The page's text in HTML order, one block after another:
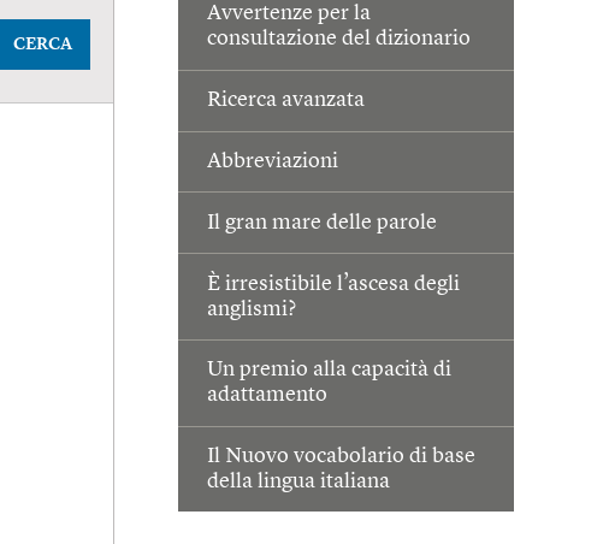
Avvertenze per la
consultazione del dizionario
Ricerca avanzata
Abbreviazioni
Il gran mare delle parole
È irresistibile l’ascesa degli
anglismi?
Un premio alla capacità di
adattamento
Il Nuovo vocabolario di base
della lingua italiana
CERCA